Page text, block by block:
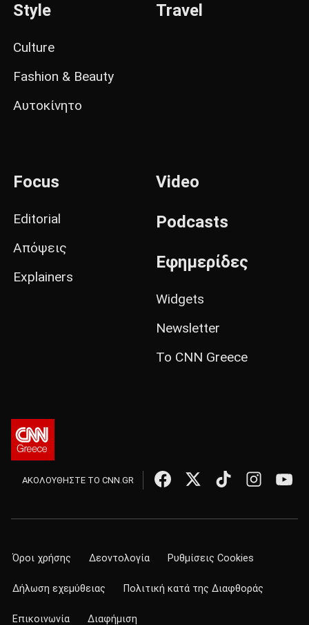
Style
Culture
Fashion & Beauty
Αυτοκίνητο
Travel
Focus
Editorial
Απόψεις
Explainers
Video
Podcasts
Εφημερίδες
Widgets
Newsletter
Το CNN Greece
ΑΚΟΛΟΥΘΗΣΤΕ ΤΟ CNN.GR
Όροι χρήσης Δεοντολογία Ρυθμίσεις Cookies
Δήλωση εχεμύθειας Πολιτική κατά της Διαφθοράς
Επικοινωνία Διαφήμιση